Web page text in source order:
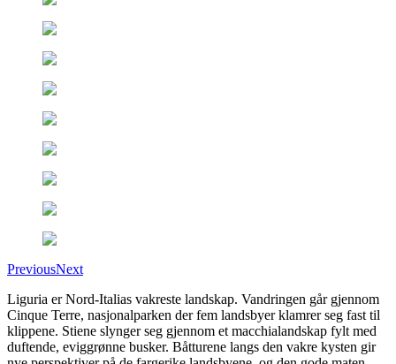
PreviousNext
Liguria er Nord-Italias vakreste landskap. Vandringen går gjennom
Cinque Terre, nasjonalparken der fem landsbyer klamrer seg fast til
klippene. Stiene slynger seg gjennom et macchialandskap fylt med
duftende, eviggrønne busker. Båtturene langs den vakre kysten gir